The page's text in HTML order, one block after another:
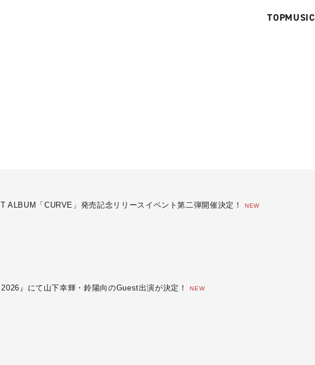
TOPMUSIC
ALBUM「CURVE」発売記念リリースイベント第二弾開催決定！NEW
』にて山下幸輝・鈴陽向のGuest出演が決定！NEW